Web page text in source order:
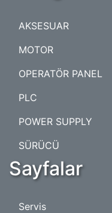
AKSESUAR
MOTOR
OPERATÖR PANEL
PLC
POWER SUPPLY
SÜRÜCÜ
Sayfalar
Servis